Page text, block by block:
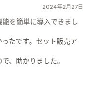
2024年2月27日
を簡単に導入できまし
たです。セット販売ア
、助かりました。